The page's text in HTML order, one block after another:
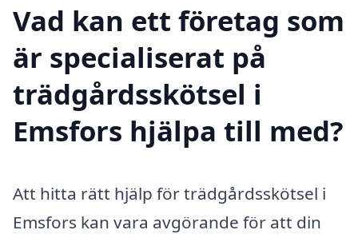
Vad kan ett företag som
är specialiserat på
trädgårdsskötsel i
Emsfors hjälpa till med?
Att hitta rätt hjälp för trädgårdsskötsel i
Emsfors kan vara avgörande för att din